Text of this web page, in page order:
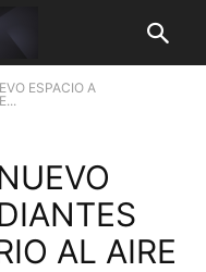
ESPACIO A
AL AIRE